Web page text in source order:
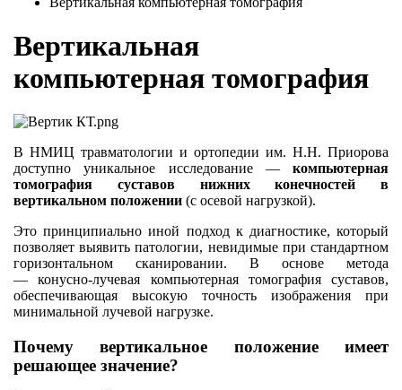
Вертикальная
компьютерная томография
В НМИЦ травматологии и ортопедии им. Н.Н. Приорова
доступно уникальное исследование — компьютерная
томография суставов нижних конечностей в
вертикальном положении (с осевой нагрузкой).
Это принципиально иной подход к диагностике, который
позволяет выявить патологии, невидимые при стандартном
горизонтальном сканировании. В основе метода
— конусно-лучевая компьютерная томография суставов,
обеспечивающая высокую точность изображения при
минимальной лучевой нагрузке.
Почему вертикальное положение имеет
решающее значение?